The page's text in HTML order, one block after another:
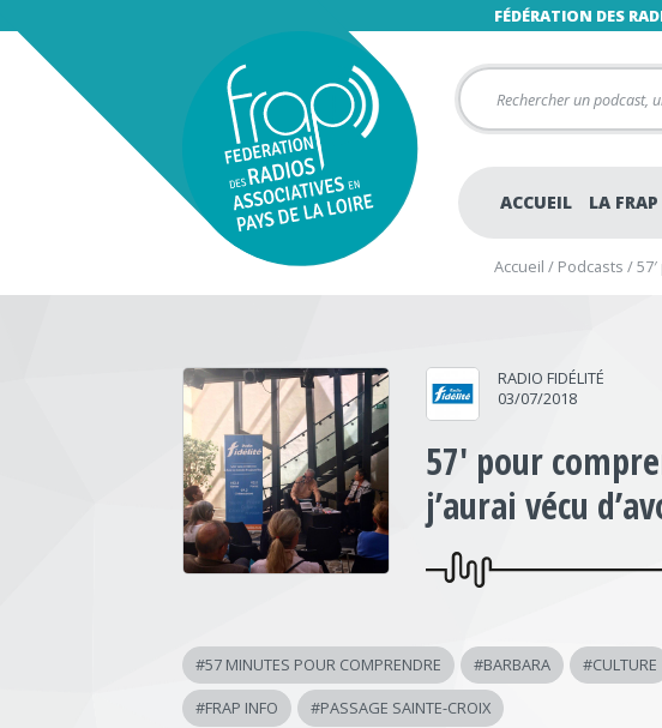
FÉDÉRATION DES
ACCUEIL LA FRAP
Accueil / Podcasts /
RADIO FIDÉLITÉ
03/07/2018
57′ pour
j’aurai vécu
#57 MINUTES POUR COMPRENDRE #BARBARA #CULTURE
#FRAP INFO #PASSAGE SAINTE-CROIX